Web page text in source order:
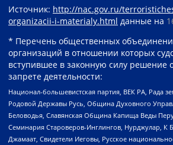
Источник: http://nac.gov.ru/
organizacii-i-materialy.html данные на
* Перечень общественных
организаций в отношении которых
вступившее в законную силу решение
запрете деятельности:
Национал-большевистская партия, ВЕК РА, Рада
Родовой Державы Русь, Община Духовного
Беловодья, Славянская Община Капища Веды
Семинария Староверов-Инглингов, Нурджулар, К
Джамаат, Свидетели Иеговы, Русское